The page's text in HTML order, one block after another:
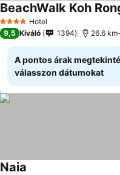
4 KategóriaHotel
BeachWalk Koh
9,5 Kiváló 1394 26.6
A pontos árak
válasszon dátumokat
Naia